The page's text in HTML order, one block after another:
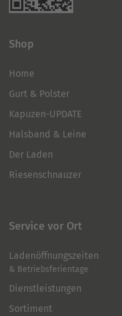
Shop
Home
Gurt & Polster
Kapuzen-UPDATE
Halsband & Leine
Der Laden
Riesenschnauzer
Service vor Ort
Ladenöffnungszeiten
& Betriebsferientage
Dienstleistungen
Sortiment